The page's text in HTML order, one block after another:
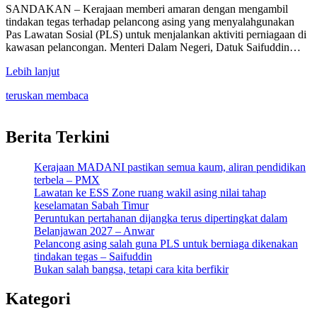
SANDAKAN – Kerajaan memberi amaran dengan mengambil
tindakan tegas terhadap pelancong asing yang menyalahgunakan
Pas Lawatan Sosial (PLS) untuk menjalankan aktiviti perniagaan di
kawasan pelancongan. Menteri Dalam Negeri, Datuk Saifuddin…
Lebih lanjut
teruskan membaca
Berita Terkini
Kerajaan MADANI pastikan semua kaum, aliran pendidikan
terbela – PMX
Lawatan ke ESS Zone ruang wakil asing nilai tahap
keselamatan Sabah Timur
Peruntukan pertahanan dijangka terus dipertingkat dalam
Belanjawan 2027 – Anwar
Pelancong asing salah guna PLS untuk berniaga dikenakan
tindakan tegas – Saifuddin
Bukan salah bangsa, tetapi cara kita berfikir
Kategori